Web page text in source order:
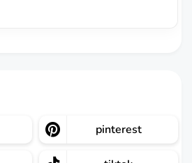
pinterest